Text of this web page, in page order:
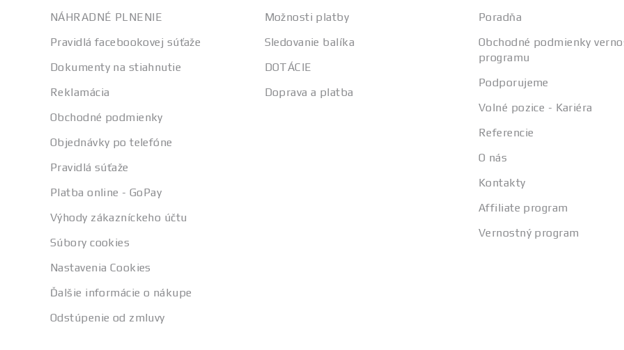
NÁHRADNÉ PLNENIE
Pravidlá facebookovej súťaže
Dokumenty na stiahnutie
Reklamácia
Obchodné podmienky
Objednávky po telefóne
Pravidlá súťaže
Platba online - GoPay
Výhody zákazníckeho účtu
Súbory cookies
Nastavenia Cookies
Ďalšie informácie o nákupe
Odstúpenie od zmluvy
Možnosti platby
Sledovanie balíka
DOTÁCIE
Doprava a platba
Poradňa
Obchodné podmienky
programu
Podporujeme
Volné pozice - Kariéra
Referencie
O nás
Kontakty
Affiliate program
Vernostný program